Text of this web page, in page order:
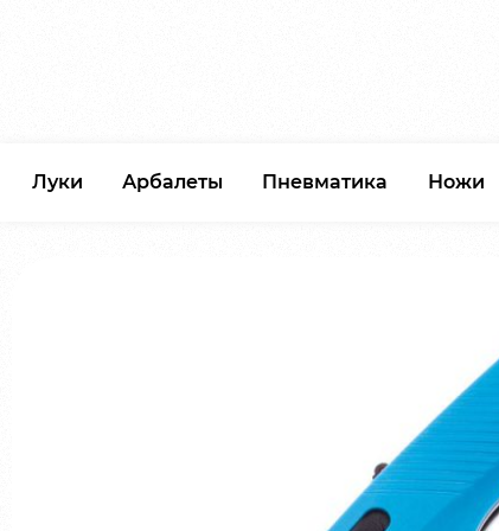
Луки Арбалеты Пневматика Ножи